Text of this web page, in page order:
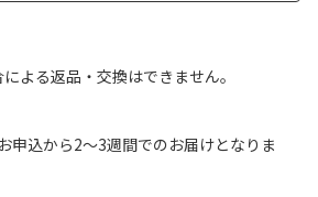
よる返品・交換はできません｡
申込から2～3週間でのお届けとなりま